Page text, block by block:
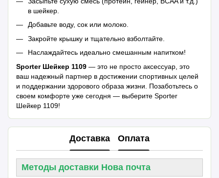
в шейкер.
Добавьте воду, сок или молоко.
Закройте крышку и тщательно взболтайте.
Наслаждайтесь идеально смешанным напитком!
Sporter Шейкер 1109— это не просто аксессуар, это
ваш надежный партнер в достижении спортивных целей
и поддержании здорового образа жизни. Позаботьтесь о
своем комфорте уже сегодня — выберите Sporter
Шейкер 1109!
Доставка Оплата
Методы доставки Нова почта